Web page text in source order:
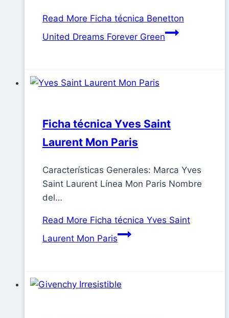
Read More Ficha técnica Benetton
United Dreams Forever Green
Ficha técnica Yves Saint
Laurent Mon Paris
Características Generales: Marca Yves
Saint Laurent Línea Mon Paris Nombre
del…
Read More Ficha técnica Yves Saint
Laurent Mon Paris